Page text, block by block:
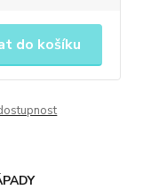
do košíku